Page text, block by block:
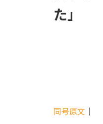
た」
同号原文 ｜